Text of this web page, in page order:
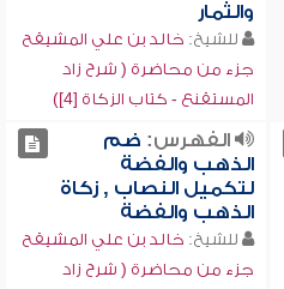
والثمار
للشيخ: خالد بن علي المشيقح
جزء من محاضرة ( شرح زاد
المستقنع - كتاب الزكاة [4])
الفهرس: ضم
الذهب والفضة
لتكميل النصاب , زكاة
الذهب والفضة
للشيخ: خالد بن علي المشيقح
جزء من محاضرة ( شرح زاد